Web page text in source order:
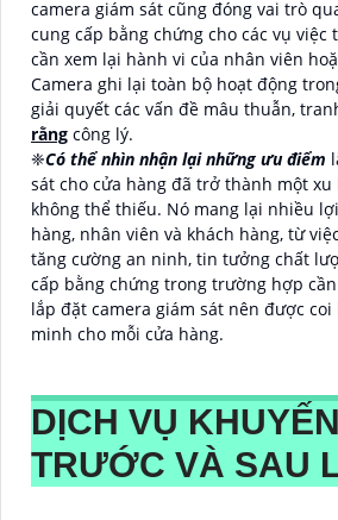
camera giám sát cũng đóng vai trò
cung cấp bằng chứng cho các vụ việc
cần xem lại hành vi của nhân viên
Camera ghi lại toàn bộ hoạt động
giải quyết các vấn đề mâu thuẫn,
rằng công lý.
❈Có thể nhìn nhận lại những ưu điểm
sát cho cửa hàng đã trở thành một
không thể thiếu. Nó mang lại nhiều
hàng, nhân viên và khách hàng, từ
tăng cường an ninh, tin tưởng chất
cấp bằng chứng trong trường hợp cần
lắp đặt camera giám sát nên được
minh cho mỗi cửa hàng.
DỊCH VỤ
TRƯỚC VÀ SAU